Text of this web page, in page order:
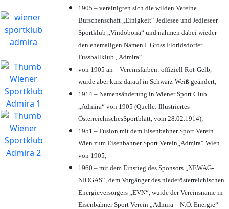
1905 – vereinigten sich die wilden Vereine
Burschenschaft „Einigkeit“ Jedlesee und Jedleseer
Sportklub „Vindobona“ und nahmen dabei wieder
den ehemaligen Namen I. Gross Floridsdorfer
Fussballklub „Admira“
von 1905 an – Vereinsfarben: offiziell Rot-Gelb,
wurde aber kurz darauf in Schwarz-Weiß geändert;
1914 – Namensänderung in Wiener Sport Club
„Admira“ von 1905 (Quelle: Illustriertes
ÖsterreichischesSportblatt, vom 28.02.1914);
1951 – Fusion mit dem Eisenbahner Sport Verein
Wien zum Eisenbahner Sport Verein„Admira“ Wien
von 1905;
1960 – mit dem Einstieg des Sponsors „NEWAG-
NIOGAS“, dem Vorgänger des niederösterreichischen
Energieversorgers „EVN“, wurde der Vereinsname in
Eisenbahner Sport Verein „Admira – N.Ö. Energie“